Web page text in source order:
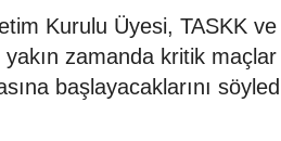
Kurulu Üyesi, TASKK
zamanda kritik
başlayacaklarını